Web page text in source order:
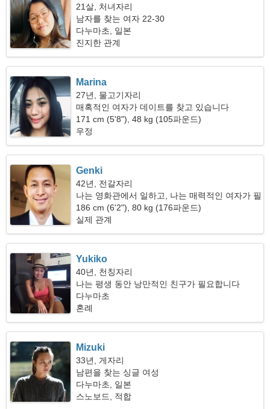
21살, 처녀자리
남자를 찾는 여자 22-30
다누마초, 일본
진지한 관계
Marina
27년, 물고기자리
매혹적인 여자가 데이트를 찾고 있습니다
171 cm (5'8"), 48 kg (105파운드)
우정
Genki
42년, 전갈자리
나는 영화관에서 일하고, 나는 매력적인 여자가 필
요합니다
186 cm (6'2"), 80 kg (176파운드)
실제 관계
Yukiko
40년, 천칭자리
나는 평생 동안 낭만적인 친구가 필요합니다
다누마초
혼례
Mizuki
33년, 게자리
남편을 찾는 싱글 여성
다누마초, 일본
스노보드, 적합